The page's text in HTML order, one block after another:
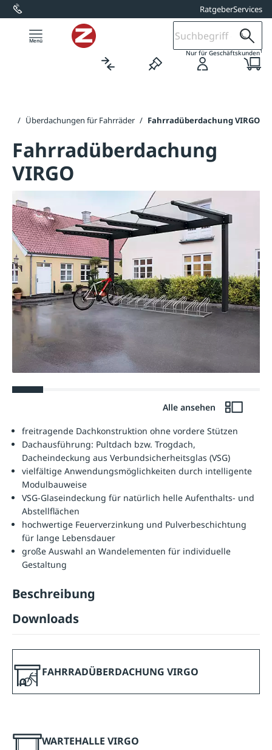
springen RatgeberServices
Nur für Geschäftskunden1
/ Überdachungen für Fahrräder / Fahrradüberdachung VIRGO
Fahrradüberdachung
VIRGO
Alle ansehen
freitragende Dachkonstruktion ohne vordere Stützen
Dachausführung: Pultdach bzw. Trogdach,
Dacheindeckung aus Verbundsicherheitsglas (VSG)
vielfältige Anwendungsmöglichkeiten durch intelligente
Modulbauweise
VSG-Glaseindeckung für natürlich helle Aufenthalts- und
Abstellflächen
hochwertige Feuerverzinkung und Pulverbeschichtung
für lange Lebensdauer
große Auswahl an Wandelementen für individuelle
Gestaltung
Beschreibung
Downloads
FAHRRADÜBERDACHUNG VIRGO
WARTEHALLE VIRGO